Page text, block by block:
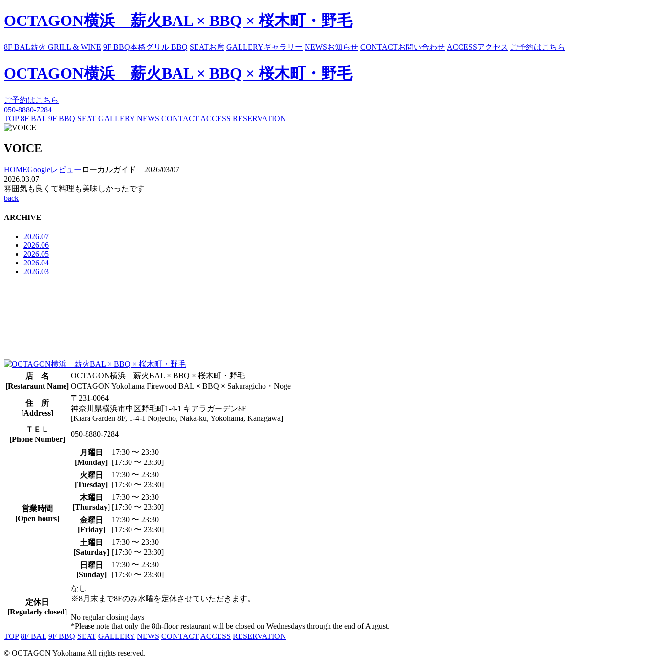
OCTAGON横浜 薪火BAL × BBQ × 桜木町・野毛
8F BAL薪火 GRILL & WINE 9F BBQ本格グリル BBQ SEATお席 GALLERYギャラリー NEWSお知らせ CONTACTお問い合わせ ACCESSアクセス ご予約はこちら
OCTAGON横浜 薪火BAL × BBQ × 桜木町・野毛
ご予約はこちら
050-8880-7284
TOP 8F BAL 9F BBQ SEAT GALLERY NEWS CONTACT ACCESS RESERVATION
VOICE
HOMEGoogleレビュー ローカルガイド 2026/03/07
2026.03.07
雰囲気も良くて料理も美味しかったです
back
ARCHIVE
2026.07
2026.06
2026.05
2026.04
2026.03
店 名
[Restaraunt Name]
OCTAGON横浜 薪火BAL × BBQ × 桜木町・野毛
OCTAGON Yokohama Firewood BAL × BBQ × Sakuragicho・Noge
住 所
[Address]
〒231-0064
神奈川県横浜市中区野毛町1-4-1 キアラガーデン8F
[Kiara Garden 8F, 1-4-1 Nogecho, Naka-ku, Yokohama, Kanagawa]
ＴＥＬ
[Phone Number]
050-8880-7284
営業時間
[Open hours]
月曜日
[Monday]
17:30 〜 23:30
[17:30 〜 23:30]
火曜日
[Tuesday]
17:30 〜 23:30
[17:30 〜 23:30]
木曜日
[Thursday]
17:30 〜 23:30
[17:30 〜 23:30]
金曜日
[Friday]
17:30 〜 23:30
[17:30 〜 23:30]
土曜日
[Saturday]
17:30 〜 23:30
[17:30 〜 23:30]
日曜日
[Sunday]
17:30 〜 23:30
[17:30 〜 23:30]
定休日
[Regularly closed]
なし
※8月末まで8Fのみ水曜を定休させていただきます。
No regular closing days
*Please note that only the 8th-floor restaurant will be closed on Wednesdays through the end of August.
TOP 8F BAL 9F BBQ SEAT GALLERY NEWS CONTACT ACCESS RESERVATION
© OCTAGON Yokohama All rights reserved.